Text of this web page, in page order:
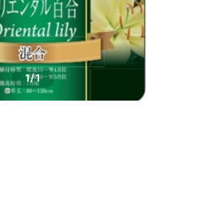
1/1